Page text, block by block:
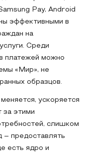
Pay, Android
эффективными в
на
Среди
платежей можно
«Мир», не
образцов.
ускоряется
за этими
слишком
– предоставлять
есть ядро и